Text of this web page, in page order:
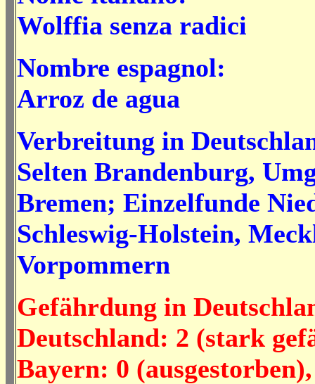
Wolffia senza radici
Nombre espagnol:
Arroz de agua
Verbreitung in
Selten Brandenburg,
Bremen; Einzelfunde
Schleswig-Holstein,
Vorpommern
Gefährdung in
Deutschland: 2 (stark
Bayern: 0